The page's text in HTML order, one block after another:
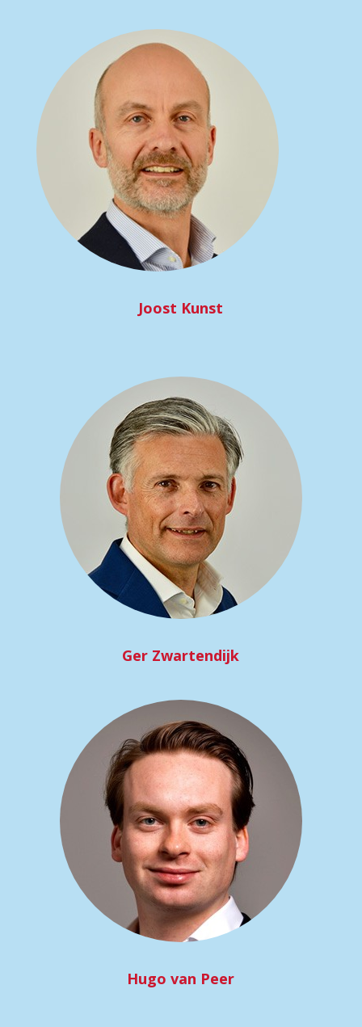
Joost Kunst
Ger Zwartendijk
Hugo van Peer